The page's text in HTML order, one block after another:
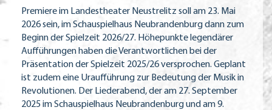
Premiere im Landestheater Neustrelitz soll am 23. Mai
2026 sein, im Schauspielhaus Neubrandenburg dann zum
Beginn der Spielzeit 2026/27. Höhepunkte legendärer
Aufführungen haben die Verantwortlichen bei der
Präsentation der Spielzeit 2025/26 versprochen. Geplant
ist zudem eine Uraufführung zur Bedeutung der Musik in
Revolutionen. Der Liederabend, der am 27. September
2025 im Schauspielhaus Neubrandenburg und am 9.